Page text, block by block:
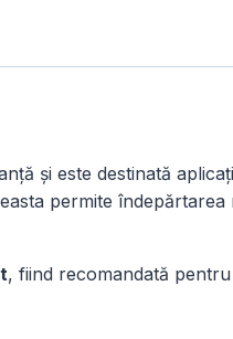
și este destinată
permite
, fiind recomandată